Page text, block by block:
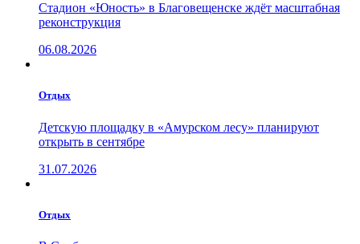
Стадион «Юность» в Благовещенске ждёт масштабная
реконструкция
06.08.2026
Отдых
Детскую площадку в «Амурском лесу» планируют
открыть в сентябре
31.07.2026
Отдых